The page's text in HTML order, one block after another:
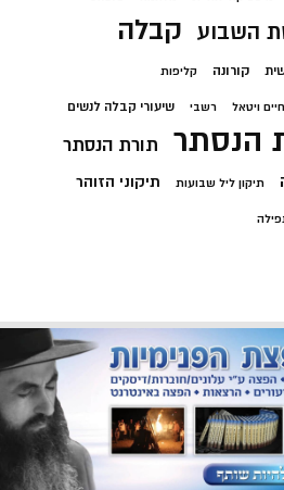
השבוע קבלה
קורונה קליפות
ויטאל רשבי שיעורי קבלה לנשים
הנסתר תורת הנסתר
תיקון ליל שבועות תיקוני הזוהר